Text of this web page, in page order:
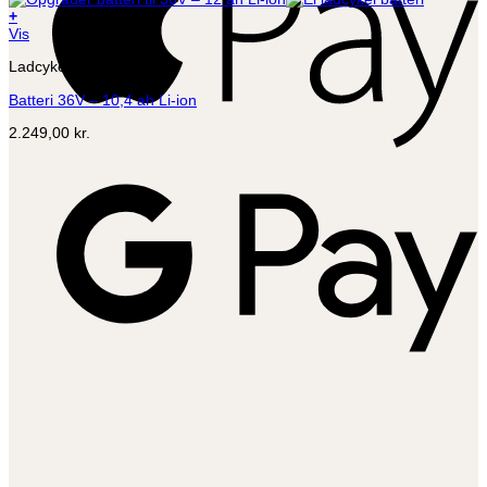
+
Vis
Ladcykel batterier
Batteri 36V – 10,4 ah Li-ion
2.249,00 kr.